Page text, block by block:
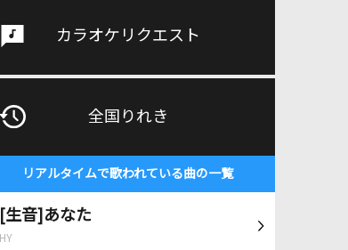
カラオケリクエスト
全国りれき
リアルタイムで歌われている曲の一覧
[生音]あなた
HY